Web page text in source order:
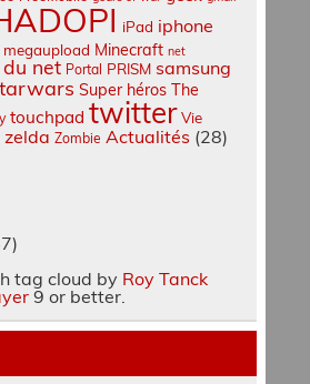
iPad iphone
megaupload Minecraft net
net Portal PRISM samsung
Super héros The
touchpad twitter Vie
zelda Zombie Actualités (28)
tag cloud by Roy Tanck
9 or better.